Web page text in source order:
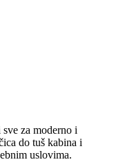
za moderno i
do tuš kabina i
uslovima.